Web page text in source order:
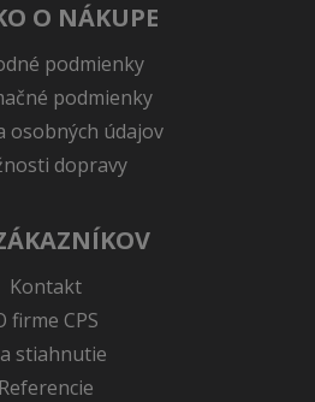
O NÁKUPE
podmienky
podmienky
osobných údajov
dopravy
Kontakt
firme CPS
stiahnutie
Referencie